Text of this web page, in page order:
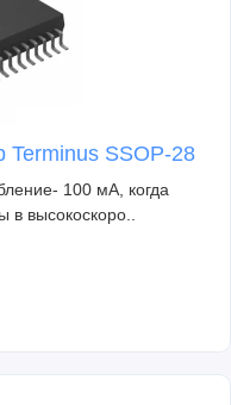
Terminus SSOP-28
100 мА, когда
высокоскоро..